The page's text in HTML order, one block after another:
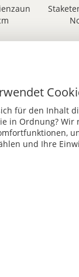
für den Inhalt
in Ordnung? Wir
und Ihre